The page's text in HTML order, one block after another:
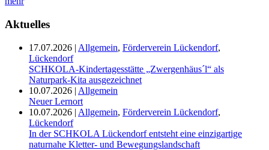
Aktuelles
17.07.2026 | Allgemein, Förderverein Lückendorf,
Lückendorf
SCHKOLA-Kindertagesstätte „Zwergenhäus´l“ als
Naturpark-Kita ausgezeichnet
10.07.2026 | Allgemein
Neuer Lernort
10.07.2026 | Allgemein, Förderverein Lückendorf,
Lückendorf
In der SCHKOLA Lückendorf entsteht eine einzigartige
naturnahe Kletter- und Bewegungslandschaft